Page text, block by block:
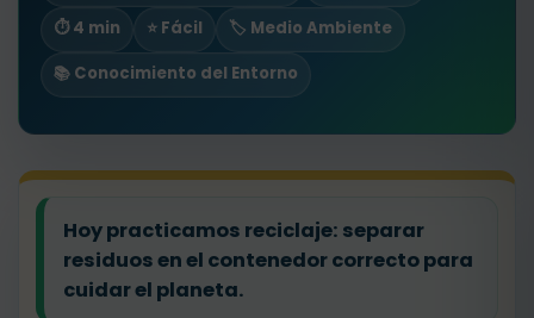
⏱ 4 min
⭐ Fácil
🏷️ Medio Ambiente
📚 Conocimiento del Entorno
Hoy practicamos reciclaje: separar
residuos en el contenedor correcto para
cuidar el planeta.